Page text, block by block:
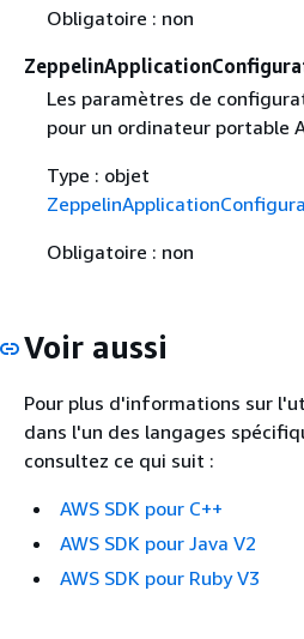
Obligatoire : non
Les paramètres de
pour un ordinateur portable
Type : objet
Obligatoire : non
Voir aussi
Pour plus d'informations sur
dans l'un des langages
consultez ce qui suit :
AWS SDK pour C++
AWS SDK pour Java V2
AWS SDK pour Ruby V3